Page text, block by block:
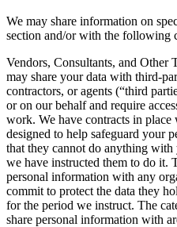
We may share information on
section and/or with the following
Vendors, Consultants, and Other
may share your data with third-
contractors, or agents (“third
or on our behalf and require
work. We have contracts in
designed to help safeguard your
that they cannot do anything
we have instructed them to do it.
personal information with any
commit to protect the data they
for the period we instruct. The
share personal information with